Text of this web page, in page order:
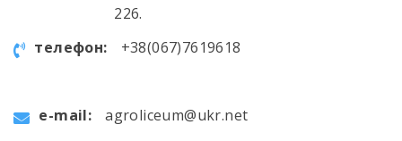
226.
телефон:
+38(067)7619618
e-mail: agroliceum@ukr.net